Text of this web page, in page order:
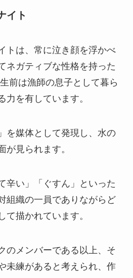
イト
トは、常に泣き顔を浮かべ
ネガティブな性格を持った
前は漁師の息子として暮ら
力を有しています。
を媒体として発現し、水の
が見られます。
辛い」「ぐすん」といった
組織の一員でありながらど
て描かれています。
のメンバーである以上、そ
未練があると考えられ、作